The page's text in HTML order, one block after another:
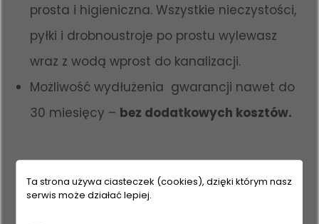
prosta i higieniczna. Wszystkie nieczystości,
pyłki i drobnoustroje po prostu wylewasz
wraz z wodą wprost do kanalizacji.
Możliwość wydłużenia gwarancji nawet do
30 miesięcy – bez dodatkowych kosztów.
Ta strona używa ciasteczek (cookies), dzięki którym nasz
serwis może działać lepiej.